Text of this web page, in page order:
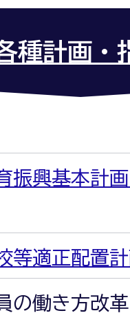
種計画・
振興基本計
等適正配置
の働き方改